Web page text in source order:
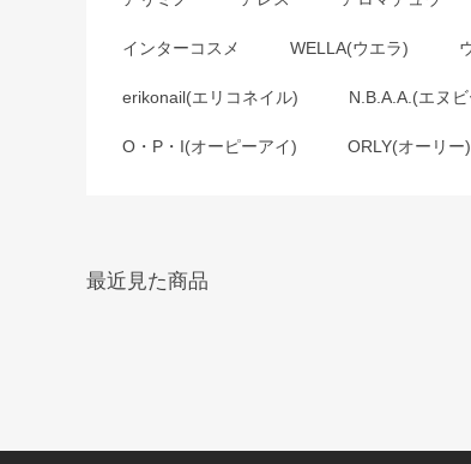
インターコスメ WELLA(ウエラ)
erikonail(エリコネイル) N.B.A.A.(エヌ
O・P・I(オーピーアイ) ORLY(オーリー)
最近見た商品